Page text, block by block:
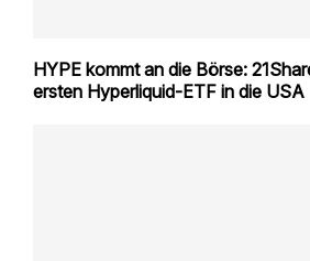
HYPE kommt an die Börse:
ersten Hyperliquid-ETF in die USA